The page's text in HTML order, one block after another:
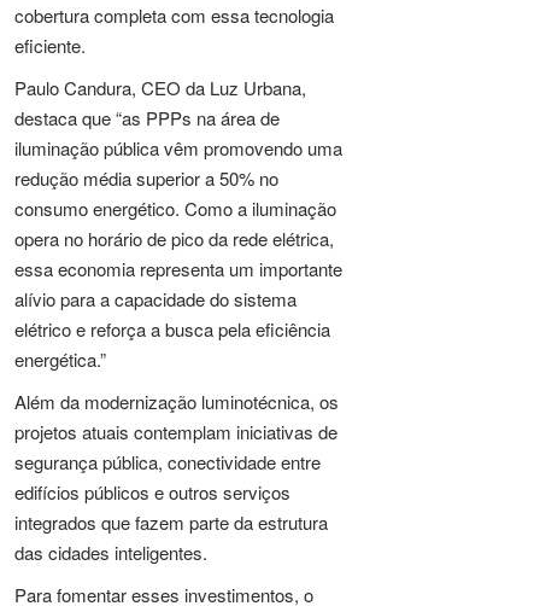
cobertura completa com essa tecnologia
eficiente.
Paulo Candura, CEO da Luz Urbana,
destaca que “as PPPs na área de
iluminação pública vêm promovendo uma
redução média superior a 50% no
consumo energético. Como a iluminação
opera no horário de pico da rede elétrica,
essa economia representa um importante
alívio para a capacidade do sistema
elétrico e reforça a busca pela eficiência
energética.”
Além da modernização luminotécnica, os
projetos atuais contemplam iniciativas de
segurança pública, conectividade entre
edifícios públicos e outros serviços
integrados que fazem parte da estrutura
das cidades inteligentes.
Para fomentar esses investimentos, o